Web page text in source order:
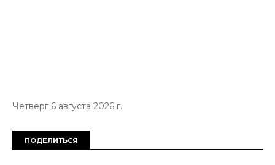
Четверг 6 августа 2026 г.
ПОДЕЛИТЬСЯ